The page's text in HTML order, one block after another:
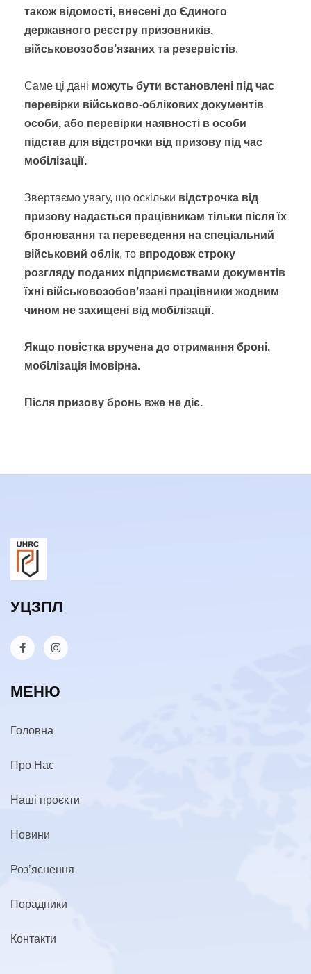
також відомості, внесені до Єдиного
державного реєстру призовників,
військовозобов’язаних та резервістів.
Саме ці дані можуть бути встановлені під час
перевірки військово-облікових документів
особи, або перевірки наявності в особи
підстав для відстрочки від призову під час
мобілізації.
Звертаємо увагу, що оскільки відстрочка від
призову надається працівникам тільки після їх
бронювання та переведення на спеціальний
військовий облік, то впродовж строку
розгляду поданих підприємствами документів
їхні військовозобов’язані працівники жодним
чином не захищені від мобілізації.
Якщо повістка вручена до отримання броні,
мобілізація імовірна.
Після призову бронь вже не діє.
УЦЗПЛ
МЕНЮ
Головна
Про Нас
Наші проєкти
Новини
Роз’яснення
Порадники
Контакти